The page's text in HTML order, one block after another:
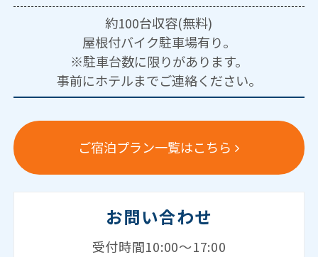
約100台収容(無料)
屋根付バイク駐車場有り。
※駐車台数に限りがあります。
事前にホテルまでご連絡ください。
ご宿泊プラン一覧はこちら
お問い合わせ
受付時間10:00～17:00